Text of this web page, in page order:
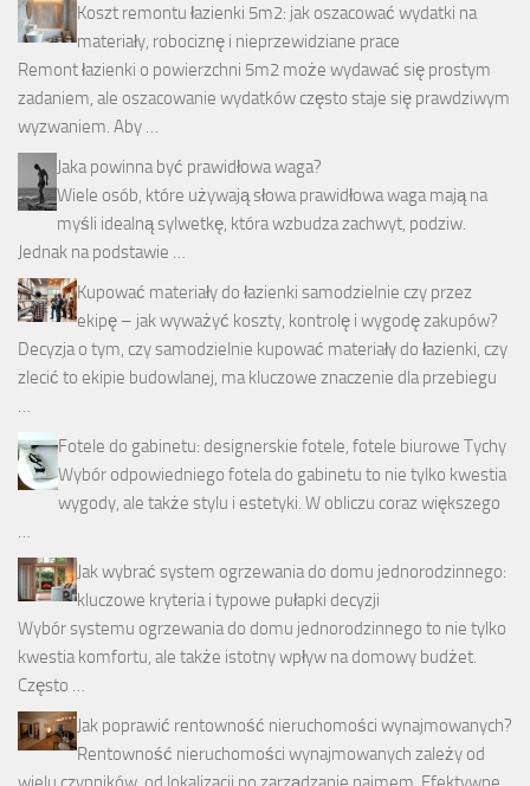
Koszt remontu łazienki 5m2: jak oszacować wydatki na
materiały, robociznę i nieprzewidziane prace
Remont łazienki o powierzchni 5m2 może wydawać się prostym
zadaniem, ale oszacowanie wydatków często staje się prawdziwym
wyzwaniem. Aby …
Jaka powinna być prawidłowa waga?
Wiele osób, które używają słowa prawidłowa waga mają na
myśli idealną sylwetkę, która wzbudza zachwyt, podziw.
Jednak na podstawie …
Kupować materiały do łazienki samodzielnie czy przez
ekipę – jak wyważyć koszty, kontrolę i wygodę zakupów?
Decyzja o tym, czy samodzielnie kupować materiały do łazienki, czy
zlecić to ekipie budowlanej, ma kluczowe znaczenie dla przebiegu
Fotele do gabinetu: designerskie fotele, fotele biurowe Tychy
Wybór odpowiedniego fotela do gabinetu to nie tylko kwestia
wygody, ale także stylu i estetyki. W obliczu coraz większego
Jak wybrać system ogrzewania do domu jednorodzinnego:
kluczowe kryteria i typowe pułapki decyzji
Wybór systemu ogrzewania do domu jednorodzinnego to nie tylko
kwestia komfortu, ale także istotny wpływ na domowy budżet.
Często …
Jak poprawić rentowność nieruchomości wynajmowanych?
Rentowność nieruchomości wynajmowanych zależy od